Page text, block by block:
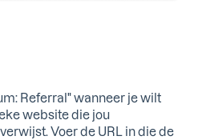
Referral" wanneer je wilt
website die jou
Voer de URL in die de